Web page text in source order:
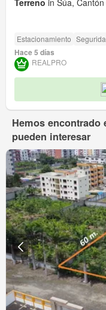
Terreno in Súa,
Estacionamiento
Hace 5 días
REALPRO
Hemos encontrado
pueden interesar